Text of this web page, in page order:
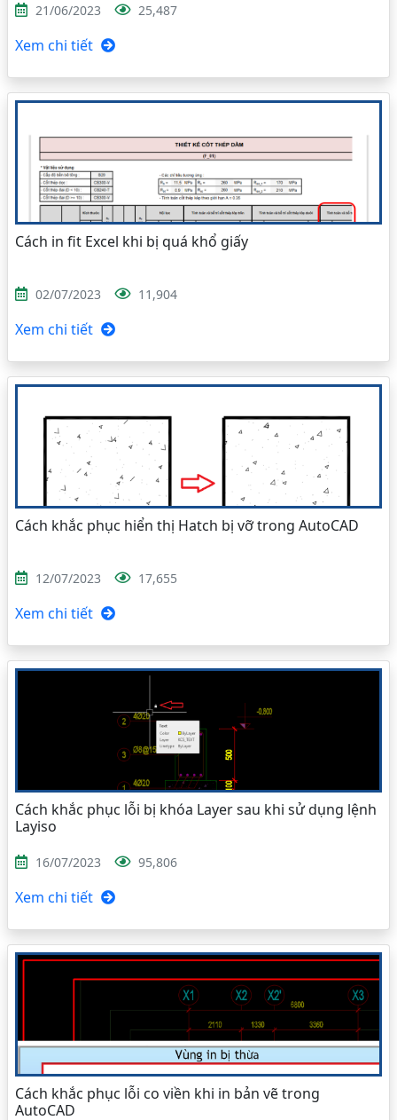
21/06/2023 25,487
Xem chi tiết
Cách in fit Excel khi bị quá khổ giấy
02/07/2023 11,904
Xem chi tiết
Cách khắc phục hiển thị Hatch bị vỡ trong AutoCAD
12/07/2023 17,655
Xem chi tiết
Cách khắc phục lỗi bị khóa Layer sau khi sử dụng lệnh
Layiso
16/07/2023 95,806
Xem chi tiết
Cách khắc phục lỗi co viền khi in bản vẽ trong
AutoCAD